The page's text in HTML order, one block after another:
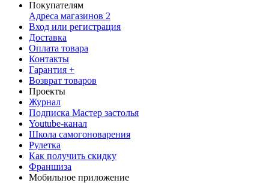
Покупателям
Адреса магазинов 2
Вход или регистрация
Доставка
Оплата товара
Контакты
Гарантия +
Возврат товаров
Проекты
Журнал
Подписка Мастер застолья
Youtube-канал
Школа самогоноварения
Рулетка
Как получить скидку
Франшиза
Мобильное приложение